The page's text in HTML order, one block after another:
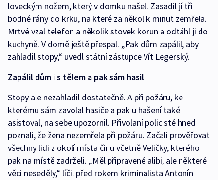
loveckým nožem, který v domku našel. Zasadil jí tři
bodné rány do krku, na které za několik minut zemřela.
Mrtvé vzal telefon a několik stovek korun a odtáhl ji do
kuchyně. V domě ještě přespal. „Pak dům zapálil, aby
zahladil stopy,“ uvedl státní zástupce Vít Legerský.
Zapálil dům i s tělem a pak sám hasil
Stopy ale nezahladil dostatečně. A při požáru, ke
kterému sám zavolal hasiče a pak u hašení také
asistoval, na sebe upozornil. Přivolaní policisté hned
poznali, že žena nezemřela při požáru. Začali prověřovat
všechny lidi z okolí místa činu včetně Veličky, kterého
pak na místě zadrželi. „Měl připravené alibi, ale některé
věci neseděly,“ líčil před rokem kriminalista Antonín